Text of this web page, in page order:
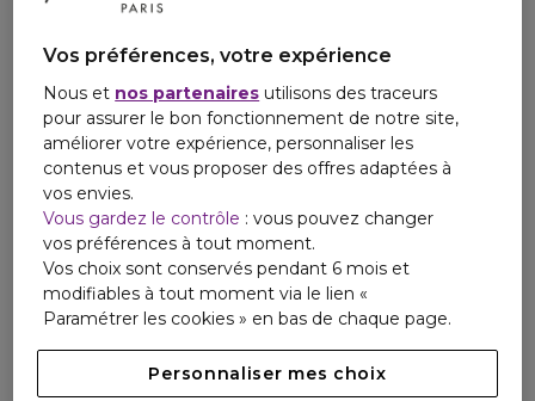
Vos préférences, votre expérience
Nous et nos partenaires utilisons des traceurs
pour assurer le bon fonctionnement de notre site,
améliorer votre expérience, personnaliser les
contenus et vous proposer des offres adaptées à
vos envies.
Vous gardez le contrôle : vous pouvez changer
vos préférences à tout moment.
Vos choix sont conservés pendant 6 mois et
modifiables à tout moment via le lien «
Paramétrer les cookies » en bas de chaque page.
Personnaliser mes choix